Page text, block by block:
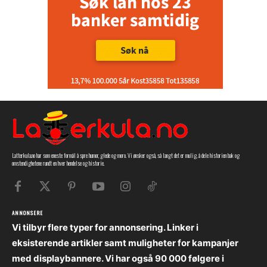
Latterkula.no har som eneste formål å spre humor, glede og moro. Vi ønsker også, så langt det er mulig, å dele historien bak og
omstendighetene rundt en hver hendelse og historie.
ANNONSERE
Vi tilbyr flere typer for annonsering. Linker i
eksisterende artikler samt muligheter for kampanjer
med displaybannere. Vi har også 90 000 følgere i